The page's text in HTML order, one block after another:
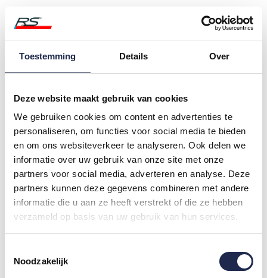
Toestemming Details Over
Deze website maakt gebruik van cookies
We gebruiken cookies om content en advertenties te
personaliseren, om functies voor social media te bieden
en om ons websiteverkeer te analyseren. Ook delen we
informatie over uw gebruik van onze site met onze
partners voor social media, adverteren en analyse. Deze
partners kunnen deze gegevens combineren met andere
informatie die u aan ze heeft verstrekt of die ze hebben
verzameld op basis van uw gebruik van hun services.
Noodzakelijk
Fantastisch leuke dag gehad! De
instructeurs zijn allemaal even vriendelijk
aanrader!
DANIELLE